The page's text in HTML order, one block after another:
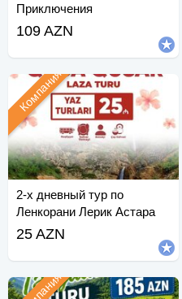
Приключения
109 AZN
2-х дневный тур по
Ленкорани Лерик Астара
Компания
25 AZN